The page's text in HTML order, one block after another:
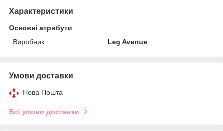
Характеристики
Основні атрибути
Виробник
Leg Avenue
Умови доставки
Нова Пошта
Всі умови доставки